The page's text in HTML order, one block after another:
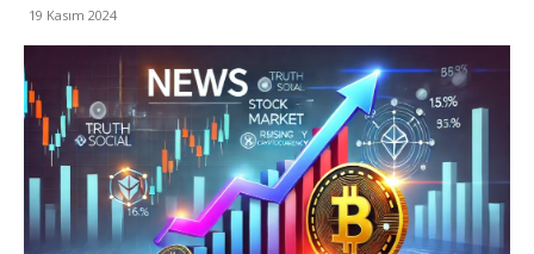
19 Kasım 2024